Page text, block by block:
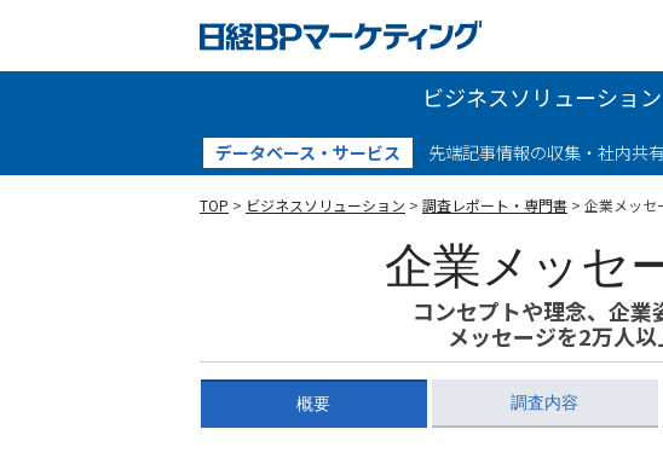
ビジネスソリューション
データベース・サービス 先端記事情報の収集・社内共有
TOP > ビジネスソリューション > 調査レポート・専門書 > 企業メッセ
企業メッセ
コンセプトや理念、企
メッセージを2万人
概要 調査内容